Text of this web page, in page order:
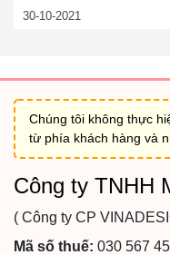
30-10-2021
Chúng tôi không thực
từ phía khách hàng và
Công ty TNHH
( Công ty CP
Mã số thuế: 030 567